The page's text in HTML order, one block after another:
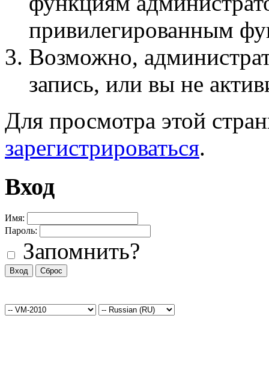
привилегированным
Возможно,
запись, или вы не
Для просмотра этой
зарегистрироваться.
Вход
Имя:
Пароль:
Запомнить?